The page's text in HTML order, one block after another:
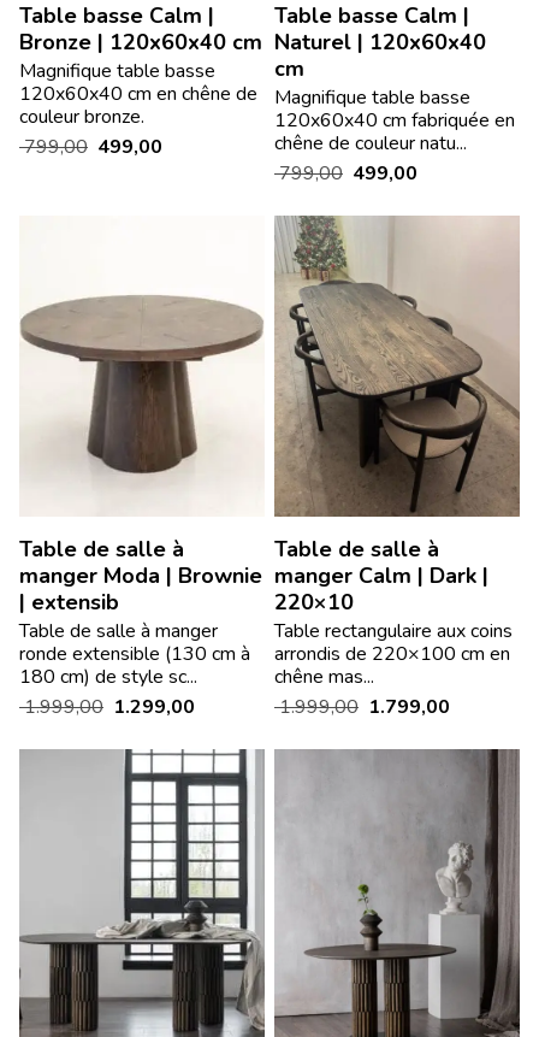
Table basse Calm |
Bronze | 120x60x40 cm
Magnifique table basse
120x60x40 cm en chêne de
couleur bronze.
799,00 499,00
Table basse Calm |
Naturel | 120x60x40
cm
Magnifique table basse
120x60x40 cm fabriquée en
chêne de couleur natu...
799,00 499,00
Table de salle à
manger Moda | Brownie
| extensib
Table de salle à manger
ronde extensible (130 cm à
180 cm) de style sc...
1.999,00 1.299,00
Table de salle à
manger Calm | Dark |
220×10
Table rectangulaire aux coins
arrondis de 220×100 cm en
chêne mas...
1.999,00 1.799,00